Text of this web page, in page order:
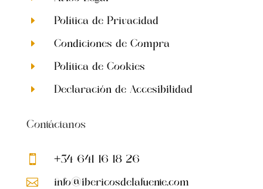
E Política de Privacidad
E Condiciones de Compra
E Política de Cookies
E Declaración de Accesibilidad
Contáctanos
 +34 641 16 18 26
 info@ibericosdelafuente.com